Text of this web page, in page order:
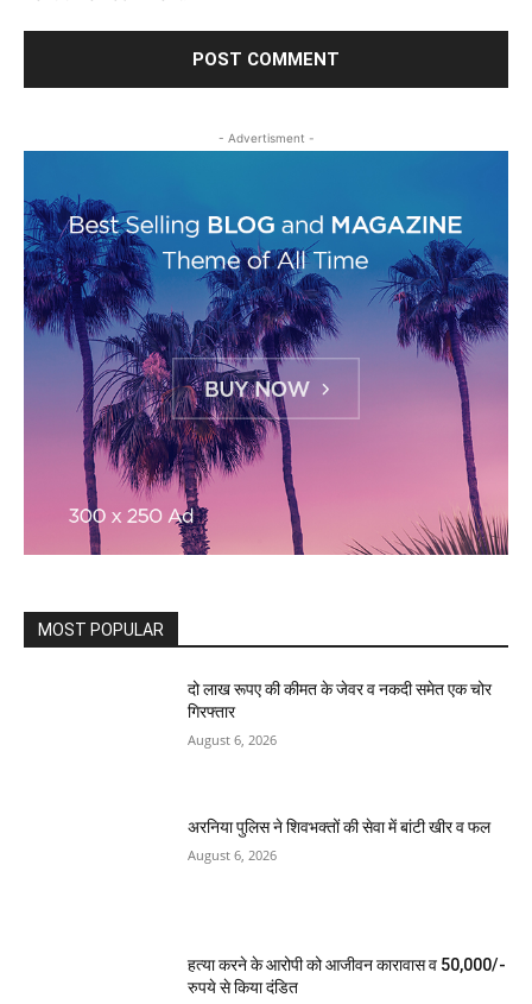
- Advertisment -
MOST POPULAR
दो लाख रूपए की कीमत के जेवर व नकदी समेत एक चोर
गिरफ्तार
August 6, 2026
अरनिया पुलिस ने शिवभक्तों की सेवा में बांटी खीर व फल
August 6, 2026
हत्या करने के आरोपी को आजीवन कारावास व 50,000/-
रुपये से किया दंडित